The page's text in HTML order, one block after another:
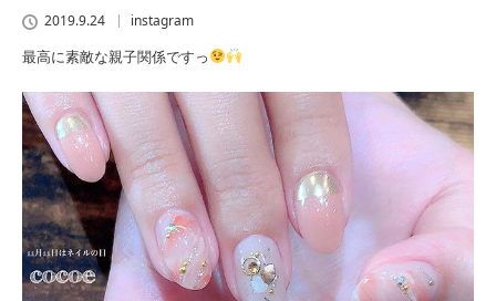
2019.9.24 instagram
最高に素敵な親子関係ですっ